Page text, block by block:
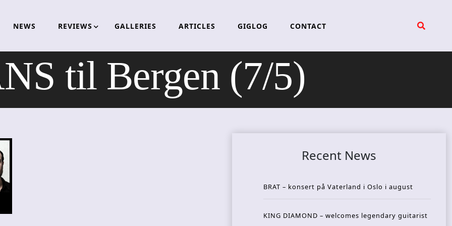
NEWS REVIEWS GALLERIES ARTICLES GIGLOG CONTACT
til Bergen (7/5)
Recent News
BRAT – konsert på Vaterland i Oslo i august
KING DIAMOND – welcomes legendary guitarist